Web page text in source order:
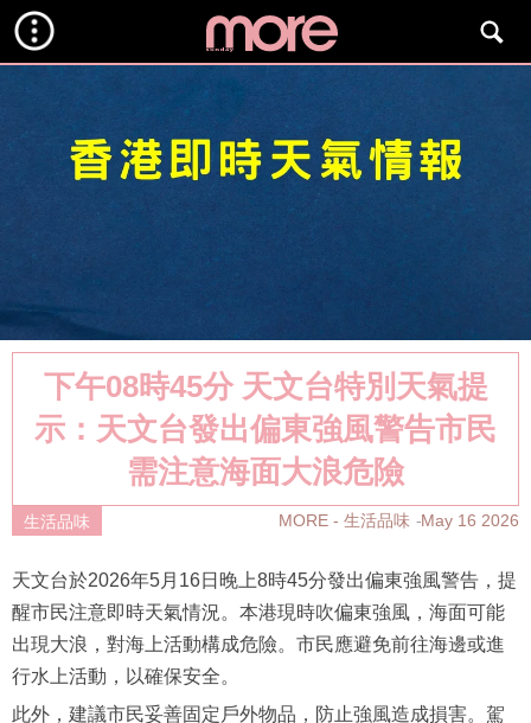
下午08時45分 天文台特別天氣提
示：天文台發出偏東強風警告市民
需注意海面大浪危險
生活品味 MORE - 生活品味 May 16 2026
天文台於2026年5月16日晚上8時45分發出偏東強風警告，提
醒市民注意即時天氣情況。本港現時吹偏東強風，海面可能
出現大浪，對海上活動構成危險。市民應避免前往海邊或進
行水上活動，以確保安全。
此外，建議市民妥善固定戶外物品，防止強風造成損害。駕